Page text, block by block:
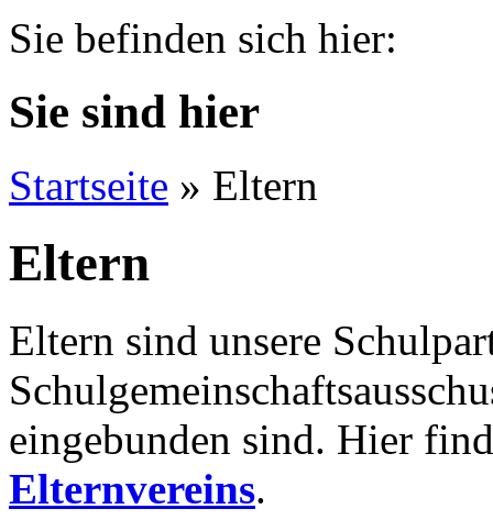
Sie befinden sich hier:
Sie sind hier
Startseite » Eltern
Eltern
Eltern sind unsere
eingebunden sind. Hier
Elternvereins.